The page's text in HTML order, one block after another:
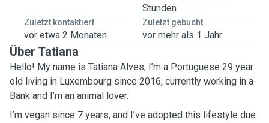
Stunden
Zuletzt kontaktiert
vor etwa 2 Monaten
Zuletzt gebucht
vor mehr als 1 Jahr
Über Tatiana
Hello! My name is Tatiana Alves, I’m a Portuguese 29 year
old living in Luxembourg since 2016, currently working in a
Bank and I’m an animal lover.
I’m vegan since 7 years, and I’ve adopted this lifestyle due